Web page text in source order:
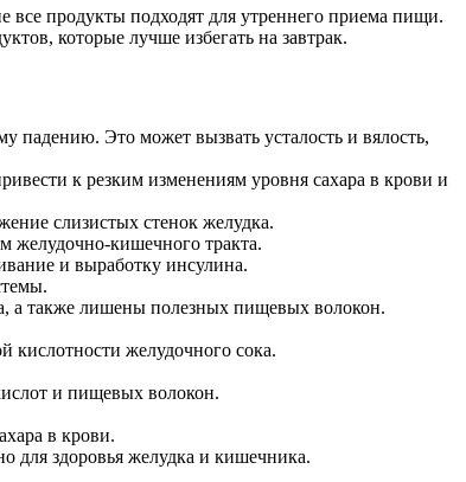
все продукты подходят для утреннего приема пищи.
которые лучше избегать на завтрак.
падению. Это может вызвать усталость и вялость,
к резким изменениям уровня сахара в крови и
слизистых стенок желудка.
желудочно-кишечного тракта.
и выработку инсулина.
а также лишены полезных пищевых волокон.
кислотности желудочного сока.
и пищевых волокон.
в крови.
для здоровья желудка и кишечника.